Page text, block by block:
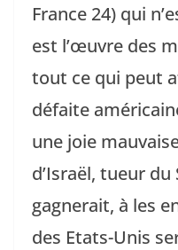
France 24) qui
est l’œuvre des
tout ce qui peut
défaite
une joie
d’Israël, tueur du
gagnerait, à les
des Etats-Unis